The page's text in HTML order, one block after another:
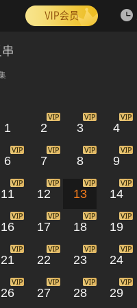
1 2 3 4
6 7 8 9
11 12 13 14
16 17 18 19
21 22 23 24
26 27 28 29